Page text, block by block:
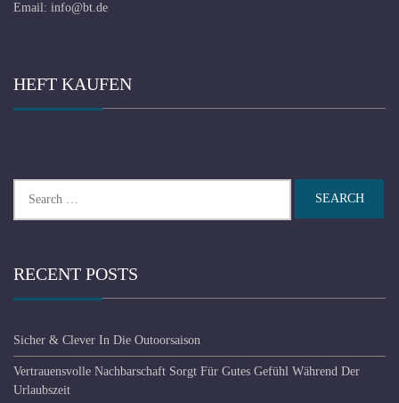
Email: info@bt.de
HEFT KAUFEN
for:
RECENT POSTS
Sicher & Clever In Die Outoorsaison
Vertrauensvolle Nachbarschaft Sorgt Für Gutes Gefühl Während Der
Urlaubszeit